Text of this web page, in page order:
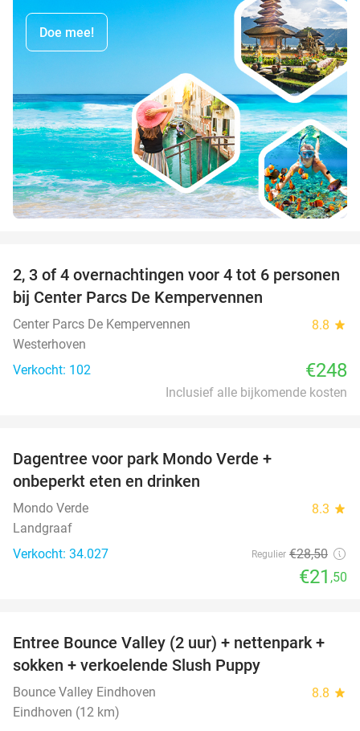
Doe mee!
2, 3 of 4 overnachtingen voor 4 tot 6 personen
bij Center Parcs De Kempervennen
Center Parcs De Kempervennen 8.8 star
Westerhoven
Verkocht: 102
€248
Inclusief alle bijkomende kosten
Dagentree voor park Mondo Verde +
onbeperkt eten en drinken
Mondo Verde 8.3 star
Landgraaf
Verkocht: 34.027
Regulier €28,50
€21 ,50
46%
Entree Bounce Valley (2 uur) + nettenpark +
sokken + verkoelende Slush Puppy
Bounce Valley Eindhoven 8.8 star
Eindhoven (12 km)